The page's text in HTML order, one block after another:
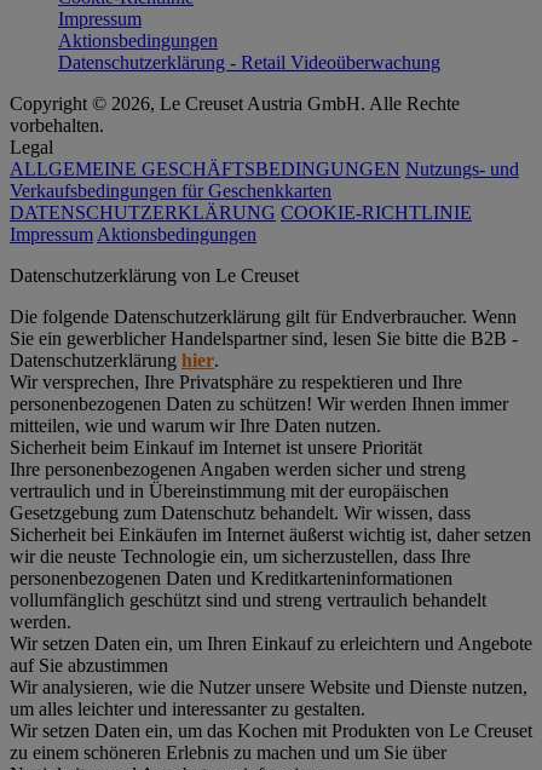
Impressum
Aktionsbedingungen
Datenschutzerklärung - Retail Videoüberwachung
Copyright © 2026, Le Creuset Austria GmbH. Alle Rechte
vorbehalten.
Legal
ALLGEMEINE GESCHÄFTSBEDINGUNGEN Nutzungs- und
Verkaufsbedingungen für Geschenkkarten
DATENSCHUTZERKLÄRUNG COOKIE-RICHTLINIE
Impressum Aktionsbedingungen
Datenschutz­erklärung von Le Creuset
Die folgende Datenschutzerklärung gilt für Endverbraucher. Wenn
Sie ein gewerblicher Handelspartner sind, lesen Sie bitte die B2B -
Datenschutzerklärung hier.
Wir versprechen, Ihre Privatsphäre zu respektieren und Ihre
personenbezogenen Daten zu schützen! Wir werden Ihnen immer
mitteilen, wie und warum wir Ihre Daten nutzen.
Sicherheit beim Einkauf im Internet ist unsere Priorität
Ihre personenbezogenen Angaben werden sicher und streng
vertraulich und in Übereinstimmung mit der europäischen
Gesetzgebung zum Datenschutz behandelt. Wir wissen, dass
Sicherheit bei Einkäufen im Internet äußerst wichtig ist, daher setzen
wir die neuste Technologie ein, um sicherzustellen, dass Ihre
personenbezogenen Daten und Kreditkarteninformationen
vollumfänglich geschützt sind und streng vertraulich behandelt
werden.
Wir setzen Daten ein, um Ihren Einkauf zu erleichtern und Angebote
auf Sie abzustimmen
Wir analysieren, wie die Nutzer unsere Website und Dienste nutzen,
um alles leichter und interessanter zu gestalten.
Wir setzen Daten ein, um das Kochen mit Produkten von Le Creuset
zu einem schöneren Erlebnis zu machen und um Sie über